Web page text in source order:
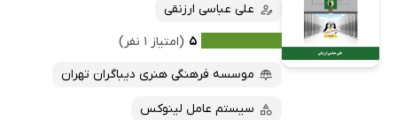
علی عباسی ارزنقی
۵ (امتیاز ۱ نفر)
موسسه فرهنگی هنری دیباگران تهران
سیستم عامل لینوکس